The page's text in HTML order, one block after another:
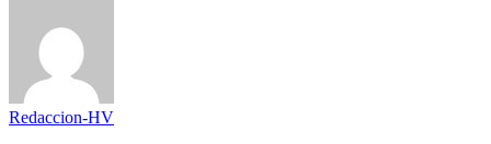
Redaccion-HV